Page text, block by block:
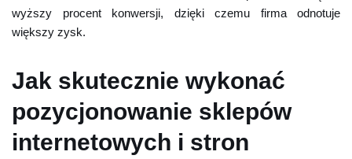
wyższy procent konwersji, dzięki czemu firma odnotuje
większy zysk.
Jak skutecznie wykonać
pozycjonowanie sklepów
internetowych i stron